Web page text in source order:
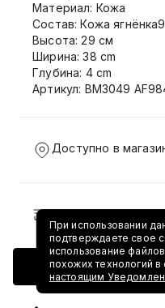
Материал: Кожа
Состав: Кожа
Высота: 29 см
Ширина: 38 cm
Глубина: 4 cm
Артикул: BM3049
Доступно в
Доставка и
При использовании
подтверждаете свое
использование
похожих технологий в
настоящим